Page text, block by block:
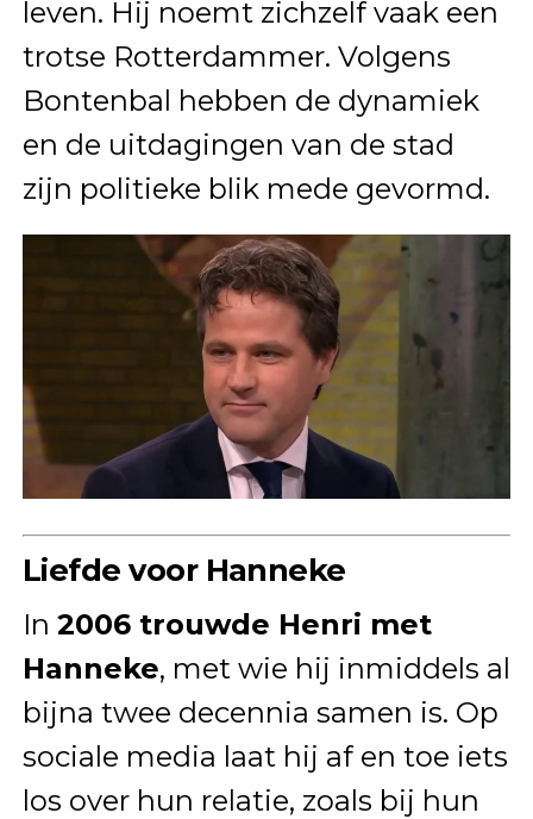
leven. Hij noemt zichzelf vaak een
trotse Rotterdammer. Volgens
Bontenbal hebben de dynamiek
en de uitdagingen van de stad
zijn politieke blik mede gevormd.
Liefde voor Hanneke
In 2006 trouwde Henri met
Hanneke, met wie hij inmiddels al
bijna twee decennia samen is. Op
sociale media laat hij af en toe iets
los over hun relatie, zoals bij hun